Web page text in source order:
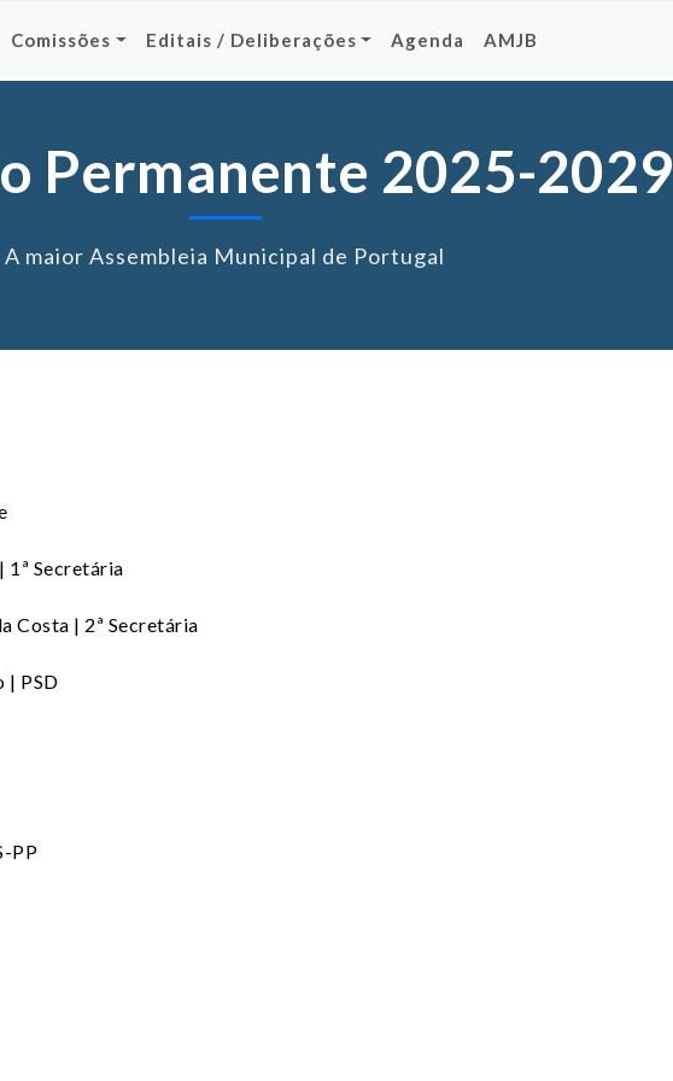
Comissões Editais / Deliberações Agenda AMJB
Permanente 2025-2029
A maior Assembleia Municipal de Portugal
1ª Secretária
Costa | 2ª Secretária
| PSD
PP